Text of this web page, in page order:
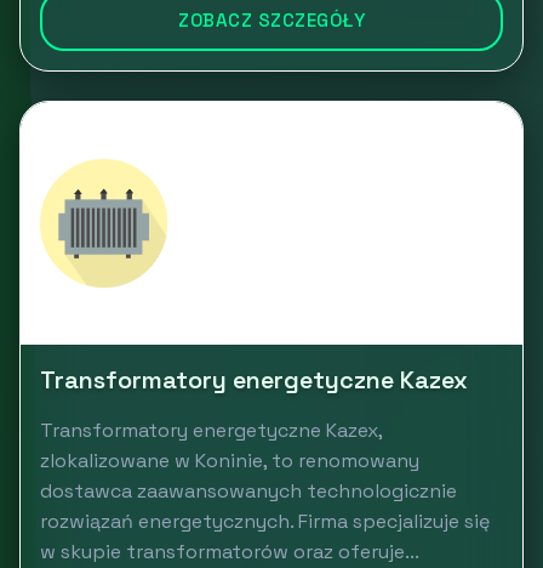
ZOBACZ SZCZEGÓŁY
Transformatory energetyczne Kazex
Transformatory energetyczne Kazex,
zlokalizowane w Koninie, to renomowany
dostawca zaawansowanych technologicznie
rozwiązań energetycznych. Firma specjalizuje się
w skupie transformatorów oraz oferuje...